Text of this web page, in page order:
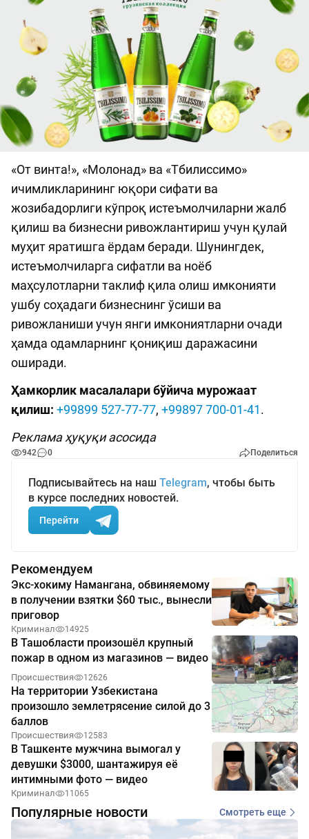
«От винта!», «Молонад» ва «Тбилиссимо»
ичимликларининг юқори сифати ва
жозибадорлиги кўпроқ истеъмолчиларни жалб
қилиш ва бизнесни ривожлантириш учун қулай
муҳит яратишга ёрдам беради. Шунингдек,
истеъмолчиларга сифатли ва ноёб
маҳсулотларни таклиф қила олиш имконияти
ушбу соҳадаги бизнеснинг ўсиши ва
ривожланиши учун янги имкониятларни очади
ҳамда одамларнинг қониқиш даражасини
оширади.
Ҳамкорлик масалалари бўйича мурожаат
қилиш: +99899 527-77-77, +99897 700-01-41.
Реклама ҳуқуқи асосида
942 0 Поделиться
Подписывайтесь на наш Telegram, чтобы быть
в курсе последних новостей.
Перейти
Рекомендуем
Экс-хокиму Намангана, обвиняемому
в получении взятки $60 тыс., вынесли
приговор
Криминал 14925
В Ташобласти произошёл крупный
пожар в одном из магазинов — видео
Происшествия 12626
На территории Узбекистана
произошло землетрясение силой до 3
баллов
Происшествия 12583
В Ташкенте мужчина вымогал у
девушки $3000, шантажируя её
интимными фото — видео
Криминал 11065
Популярные новости Смотреть еще